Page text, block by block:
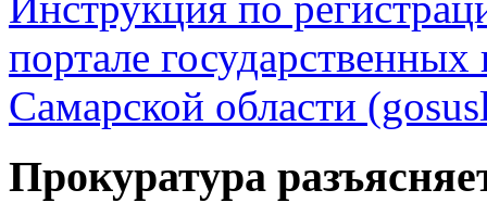
портале
Самарской области
Прокуратура